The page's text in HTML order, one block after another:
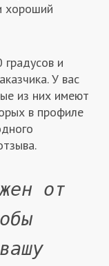
хороший
и
У вас
из них имеют
в профиле
от